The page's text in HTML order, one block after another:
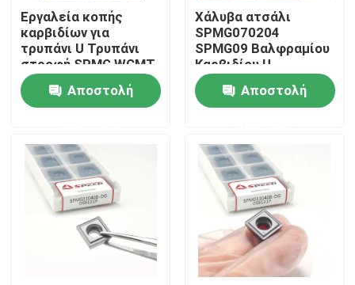
Αρχική Σελίδα
Προϊόντα
Εργαλεία κοπής
καρβιδίων για
τρυπάνι U Τρυπάνι
στροφή SPMG WCMT
WCMX SPMX για
τοποθετήσεις
τρυπάνις U του
Αποστολή
Χάλυβα ατσάλι
SPMG070204
SPMG09 Βαλφραμίου
Καρβιδίου U
Εισαρτήματα τρυπών
με επικάλυψη PVD
CVD
Αποστολή